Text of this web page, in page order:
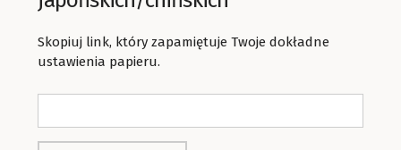
Skopiuj link, który zapamiętuje Twoje dokładne
ustawienia papieru.